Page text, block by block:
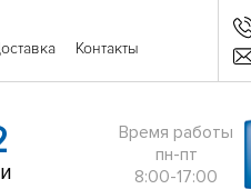
Контакты
Время работы
пн-пт
8:00-17:00